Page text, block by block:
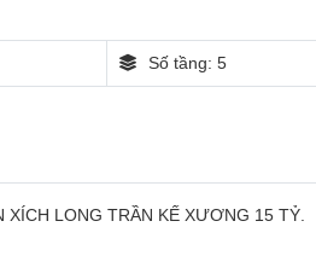
Số tầng: 5
LONG TRẦN KẾ XƯƠNG 15 TỶ.